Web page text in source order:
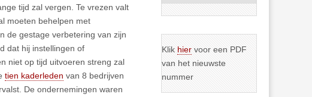
tijd zal vergen. Te vrezen valt
moeten behelpen met
de gestage verbetering van zijn
dat hij instellingen of
niet op tijd uitvoeren streng zal
tien kaderleden van 8 bedrijven
De ondernemingen waren
Klik hier voor een PDF
van het nieuwste
nummer